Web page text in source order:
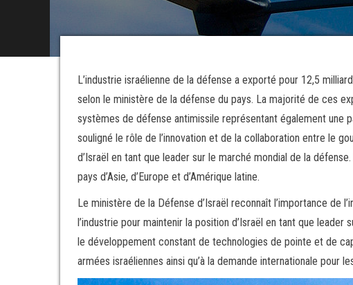
L’industrie israélienne de la défense a exporté pour 12,5
selon le ministère de la défense du pays. La majorité de ces
systèmes de défense antimissile représentant également
souligné le rôle de l’innovation et de la collaboration entre le
d’Israël en tant que leader sur le marché mondial de la
pays d’Asie, d’Europe et d’Amérique latine.
Le ministère de la Défense d’Israël reconnaît l’importance de
l’industrie pour maintenir la position d’Israël en tant que
le développement constant de technologies de pointe et de
armées israéliennes ainsi qu’à la demande internationale pour